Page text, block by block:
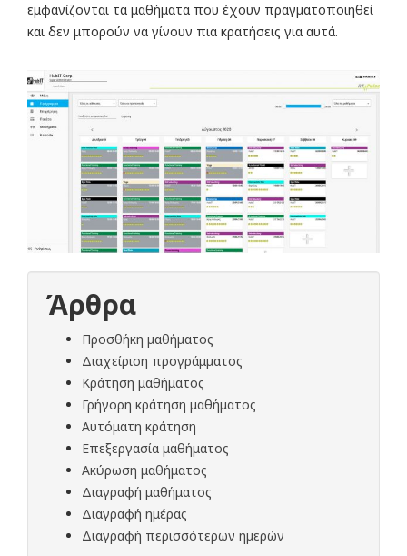
εμφανίζονται τα μαθήματα που έχουν πραγματοποιηθεί
και δεν μπορούν να γίνουν πια κρατήσεις για αυτά.
Άρθρα
Προσθήκη μαθήματος
Διαχείριση προγράμματος
Κράτηση μαθήματος
Γρήγορη κράτηση μαθήματος
Αυτόματη κράτηση
Επεξεργασία μαθήματος
Ακύρωση μαθήματος
Διαγραφή μαθήματος
Διαγραφή ημέρας
Διαγραφή περισσότερων ημερών